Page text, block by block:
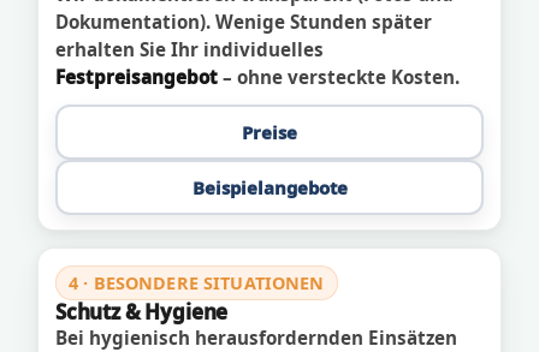
Dokumentation). Wenige Stunden später
erhalten Sie Ihr individuelles
Festpreisangebot – ohne versteckte Kosten.
Preise
Beispielangebote
4 · BESONDERE SITUATIONEN
Schutz & Hygiene
Bei hygienisch herausfordernden Einsätzen